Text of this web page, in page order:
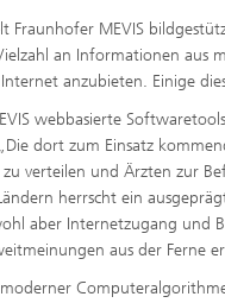
Fraunhofer MEVIS
an Informationen aus
anzubieten. Einige
webbasierte
dort zum Einsatz
verteilen und Ärzten zur
herrscht ein
aber Internetzugang und
aus der Ferne